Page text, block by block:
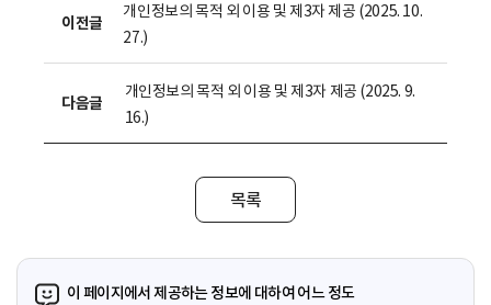
드
이전글
개인정보의 목적 외 이용 및 제3자 제공 (2025. 10.
27.)
다음글
개인정보의 목적 외 이용 및 제3자 제공 (2025. 9.
16.)
목록
이 페이지에서 제공하는 정보에 대하여 어느 정도